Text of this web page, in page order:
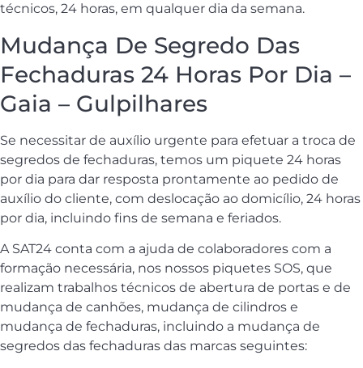
técnicos, 24 horas, em qualquer dia da semana.
Mudança De Segredo Das
Fechaduras 24 Horas Por Dia –
Gaia – Gulpilhares
Se necessitar de auxílio urgente para efetuar a troca de
segredos de fechaduras, temos um piquete 24 horas
por dia para dar resposta prontamente ao pedido de
auxílio do cliente, com deslocação ao domicílio, 24 horas
por dia, incluindo fins de semana e feriados.
A SAT24 conta com a ajuda de colaboradores com a
formação necessária, nos nossos piquetes SOS, que
realizam trabalhos técnicos de abertura de portas e de
mudança de canhões, mudança de cilindros e
mudança de fechaduras, incluindo a mudança de
segredos das fechaduras das marcas seguintes: